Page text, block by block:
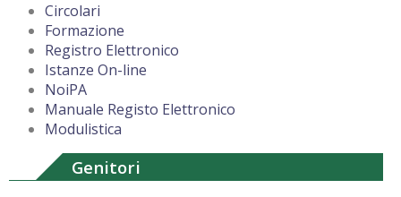
Circolari
Formazione
Registro Elettronico
Istanze On-line
NoiPA
Manuale Registo Elettronico
Modulistica
Genitori